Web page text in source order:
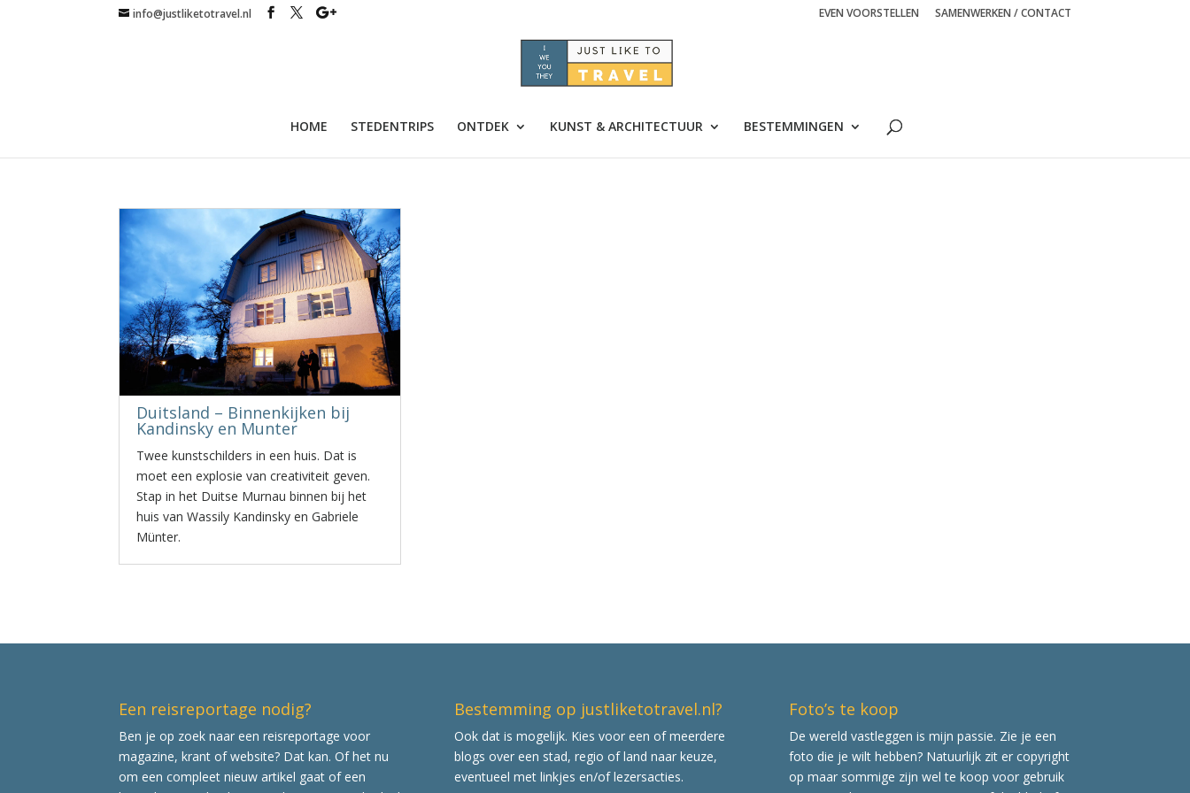
info@justliketotravel.nl EVEN VOORSTELLEN SAMENWERKEN / CONTACT
HOME STEDENTRIPS ONTDEK KUNST & ARCHITECTUUR BESTEMMINGEN
Duitsland – Binnenkijken bij
Kandinsky en Munter
Twee kunstschilders in een huis. Dat is
moet een explosie van creativiteit geven.
Stap in het Duitse Murnau binnen bij het
huis van Wassily Kandinsky en Gabriele
Münter.
Een reisreportage nodig?
Ben je op zoek naar een reisreportage voor
magazine, krant of website? Dat kan. Of het nu
om een compleet nieuw artikel gaat of een
Bestemming op justliketotravel.nl?
Ook dat is mogelijk. Kies voor een of meerdere
blogs over een stad, regio of land naar keuze,
eventueel met linkjes en/of lezersacties.
Foto’s te koop
De wereld vastleggen is mijn passie. Zie je een
foto die je wilt hebben? Natuurlijk zit er copyright
op maar sommige zijn wel te koop voor gebruik